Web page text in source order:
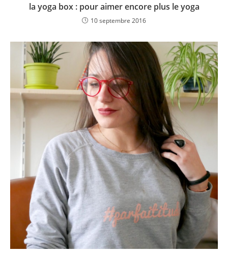
la yoga box : pour aimer encore plus le yoga
10 septembre 2016